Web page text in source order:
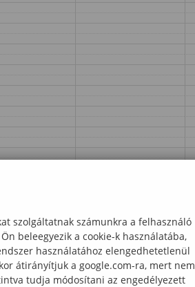
szolgáltatnak számunkra a felhasználó
beleegyezik a cookie-k használatába,
használatához elengedhetetlenül
átirányítjuk a google.com-ra, mert nem
tudja módosítani az engedélyezett